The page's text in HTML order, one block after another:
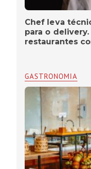
Chef leva
para o
restaurantes
GASTRONOMIA